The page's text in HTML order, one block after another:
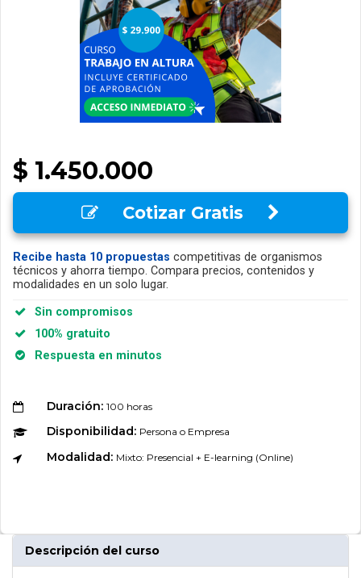
$ 1.450.000
Cotizar Gratis
Recibe hasta 10 propuestas competitivas de organismos
técnicos y ahorra tiempo. Compara precios, contenidos y
modalidades en un solo lugar.
Sin compromisos
100% gratuito
Respuesta en minutos
Duración: 100 horas
Disponibilidad: Persona o Empresa
Modalidad: Mixto: Presencial + E-learning (Online)
Descripción del curso